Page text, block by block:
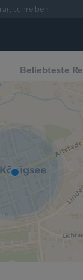
schreiben
Beliebteste